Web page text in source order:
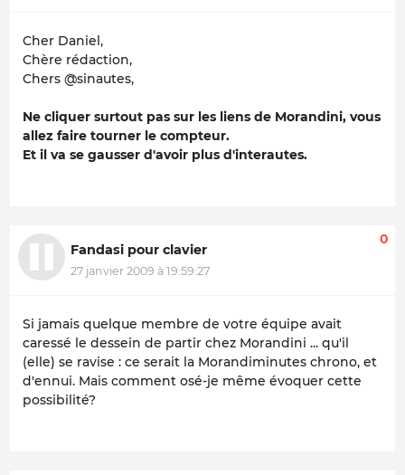
Cher Daniel,
Chère rédaction,
Chers @sinautes,
Ne cliquer surtout pas sur les liens de Morandini, vous
allez faire tourner le compteur.
Et il va se gausser d'avoir plus d'interautes.
Fandasi pour clavier
27 janvier 2009 à 19:59:27
0
Si jamais quelque membre de votre équipe avait
caressé le dessein de partir chez Morandini ... qu'il
(elle) se ravise : ce serait la Morandiminutes chrono, et
d'ennui. Mais comment osé-je même évoquer cette
possibilité?